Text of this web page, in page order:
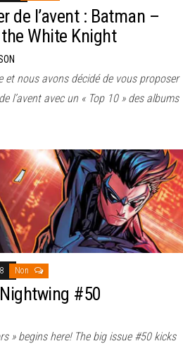
de l’avent : Batman –
White Knight
et nous avons décidé de vous proposer
l’avent avec un « Top 10 » des albums
Non
#50
» begins here! The big issue #50 kicks